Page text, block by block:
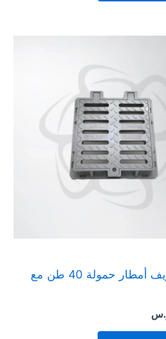
مصائد تصريف أمطار حمولة 40 طن مع